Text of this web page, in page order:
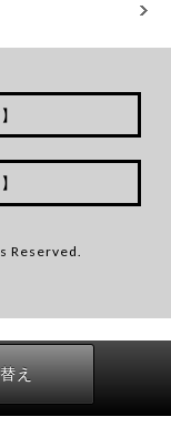
Reserved.
え